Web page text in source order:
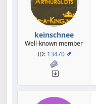
keinschnee
Well-known member
ID: 13470